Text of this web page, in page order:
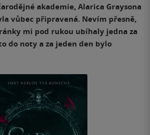
akademie, Alarica Graysona
vůbec připravená. Nevím přesně,
mi pod rukou ubíhaly jedna za
do noty a za jeden den bylo